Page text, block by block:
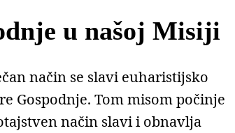
u našoj Misiji
način se slavi euharistijsko
Gospodnje. Tom misom počinje
način slavi i obnavlja